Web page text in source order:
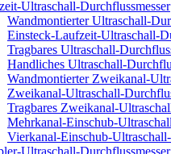
Ultraschall-Durchflussmesser
Wandmontierter Ultraschall-
Einsteck-Laufzeit-Ultraschall-
Tragbares Ultraschall-
Handliches Ultraschall-
Wandmontierter Zweikanal-
Zweikanal-Ultraschall-
Tragbares Zweikanal-
Mehrkanal-Einschub-
Vierkanal-Einschub-
Ultraschall-Durchflussmesser